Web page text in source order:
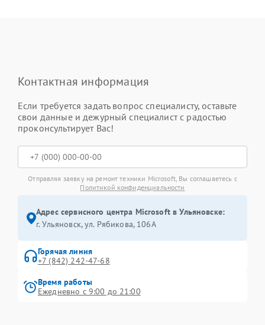
Контактная информация
Если требуется задать вопрос специалисту, оставьте
свои данные и дежурный специалист с радостью
проконсультирует Вас!
Отправляя заявку на ремонт техники Microsoft, Вы соглашаетесь с
Политикой конфиденциальности
Адрес сервисного центра Microsoft в Ульяновске:
г. Ульяновск, ул. Рябикова, 106А
Горячая линия
+7 (842) 242-47-68
Время работы
Ежедневно с 9:00 до 21:00